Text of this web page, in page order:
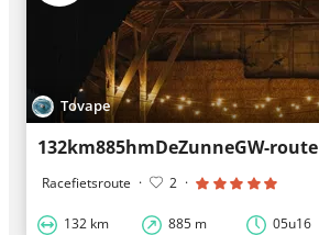
Tovape
132km885hmDeZunneGW-route
Racefietsroute · 2 ·
132 km 885 m 05u16